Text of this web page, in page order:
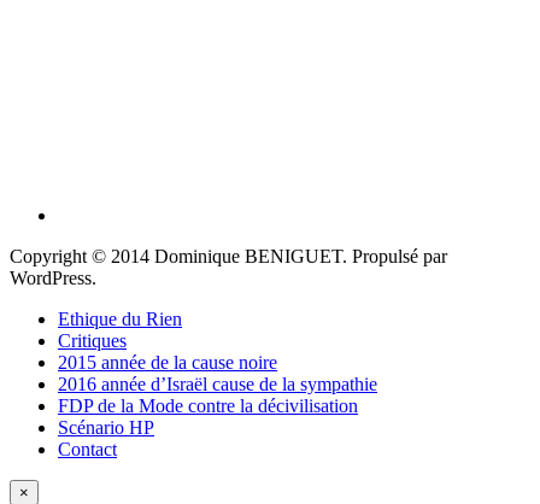
Copyright © 2014 Dominique BENIGUET. Propulsé par
WordPress.
Ethique du Rien
Critiques
2015 année de la cause noire
2016 année d’Israël cause de la sympathie
FDP de la Mode contre la décivilisation
Scénario HP
Contact
×